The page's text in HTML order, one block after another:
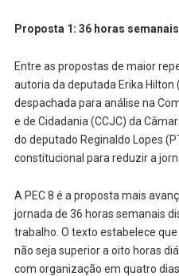
Proposta 1: 36 horas semanais
Entre as propostas de maior
autoria da deputada Erika
despachada para análise na
e de Cidadania (CCJC) da
do deputado Reginaldo Lopes
constitucional para reduzir a
A PEC 8 é a proposta mais
jornada de 36 horas semanais
trabalho. O texto estabelece
não seja superior a oito horas
com organização em quatro